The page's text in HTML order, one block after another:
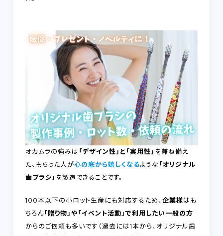
CONTACT on-line shop
プライバシーポリシー
オカムラの強みは 「デザイン性」と「実用性」 を兼ね備え
た、もらった人が心の底から嬉しくなるような 「オリジナル
歯ブラシ」 を製造できることです。
100本以下の小ロット生産にも対応するため、企業様はも
ちろん「贈り物」や「イベント活動」で利用したい一般の方
からのご依頼も多いです（過去には1本から、オリジナル歯